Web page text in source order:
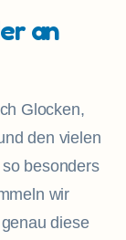
an
Glocken,
den vielen
besonders
wir
diese